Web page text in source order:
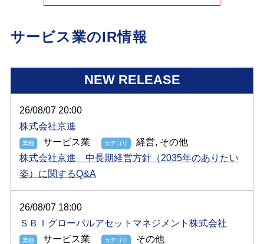
サービス業のIR情報
NEW RELEASE
26/08/07 20:00
株式会社京進
サービス業
経営, その他
株式会社京進 中長期経営方針（2035年のありたい
姿）に関するQ&A
26/08/07 18:00
ＳＢＩグローバルアセットマネジメント株式会社
サービス業
その他